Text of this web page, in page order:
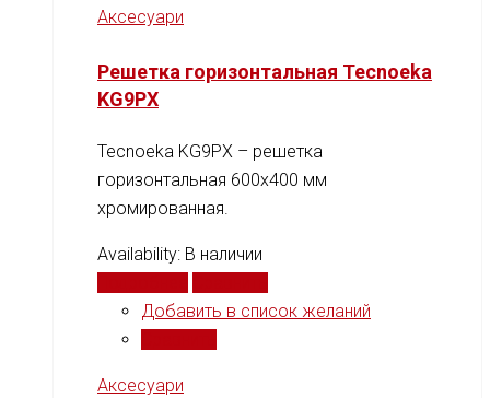
Аксесуари
Решетка горизонтальная Tecnoeka
KG9PX
Tecnoeka KG9PX – решетка
горизонтальная 600x400 мм
хромированная.
Availability: В наличии
Добавить в список желаний
Аксесуари